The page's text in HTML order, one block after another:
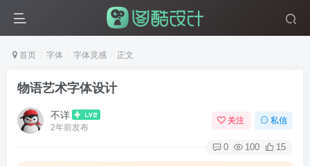
首页 字体 字体灵感 正文
物语艺术字体设计
不详
2年前发布
关注 私信
0 100 15